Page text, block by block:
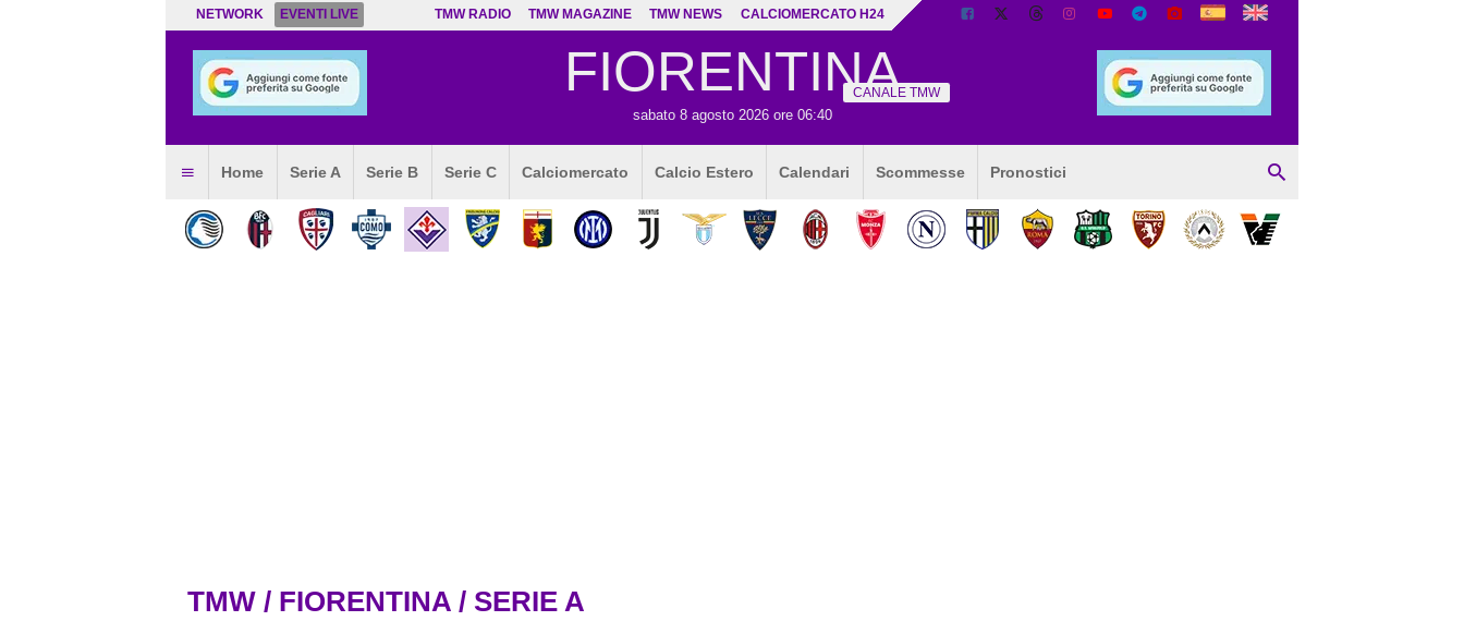
NETWORK EVENTI LIVE TMW RADIO TMW MAGAZINE TMW NEWS CALCIOMERCATO H24
FIORENTINA
sabato 8 agosto 2026 ore 06:40
CANALE TMW
Home Serie A Serie B Serie C Calciomercato Calcio Estero Calendari Scommesse Pronostici
TMW / FIORENTINA / SERIE A